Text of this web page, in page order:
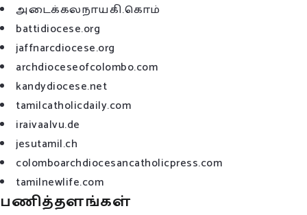
அடைக்கலநாயகி.கொம்
battidiocese.org
jaffnarcdiocese.org
archdioceseofcolombo.com
kandydiocese.net
tamilcatholicdaily.com
iraivaalvu.de
jesutamil.ch
colomboarchdiocesancatholicpress.com
tamilnewlife.com
பணித்தளங்கள்